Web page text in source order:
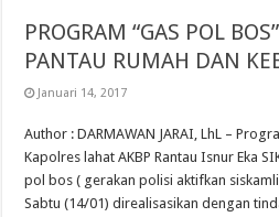
PROGRAM “GAS POL
PANTAU RUMAH DAN
Januari 14, 2017
Author : DARMAWAN JARAI, LhL –
Kapolres lahat AKBP Rantau Isnur Eka
pol bos ( gerakan polisi aktifkan
Sabtu (14/01) direalisasikan dengan